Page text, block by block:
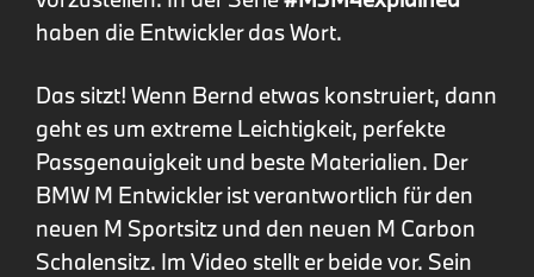
haben die Entwickler das Wort.
Das sitzt! Wenn Bernd etwas konstruiert, dann
geht es um extreme Leichtigkeit, perfekte
Passgenauigkeit und beste Materialien. Der
BMW M Entwickler ist verantwortlich für den
neuen M Sportsitz und den neuen M Carbon
Schalensitz. Im Video stellt er beide vor. Sein